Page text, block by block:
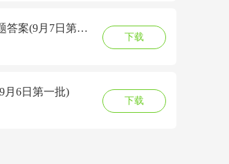
答案(9月7日第二
下载
月6日第一批)
下载